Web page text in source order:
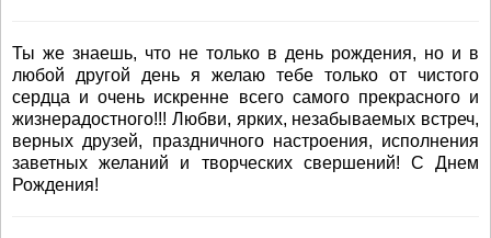
Ты же знаешь, что не только в день рождения, но и в
любой другой день я желаю тебе только от чистого
сердца и очень искренне всего самого прекрасного и
жизнерадостного!!! Любви, ярких, незабываемых встреч,
верных друзей, праздничного настроения, исполнения
заветных желаний и творческих свершений! С Днем
Рождения!